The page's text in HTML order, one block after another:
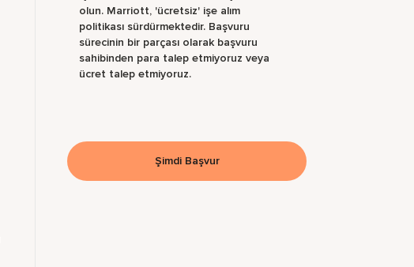
olun. Marriott, 'ücretsiz' işe alım
politikası sürdürmektedir. Başvuru
sürecinin bir parçası olarak başvuru
sahibinden para talep etmiyoruz veya
ücret talep etmiyoruz.
Şimdi Başvur